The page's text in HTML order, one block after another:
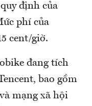
định của
phí của
cent/giờ.
đang tích
bao gồm
mạng xã hội